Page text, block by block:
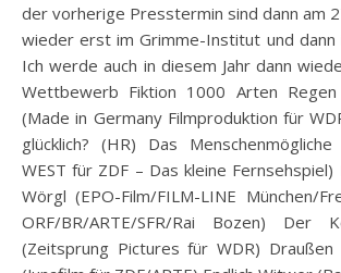
der vorherige Presstermin sind dann am
wieder erst im Grimme-Institut und dann
Ich werde auch in diesem Jahr dann
Wettbewerb Fiktion 1000 Arten
(Made in Germany Filmproduktion für
glücklich? (HR) Das
WEST für ZDF – Das kleine
Wörgl (EPO-Film/FILM-LINE München/
ORF/BR/ARTE/SFR/Rai Bozen) Der
(Zeitsprung Pictures für WDR)